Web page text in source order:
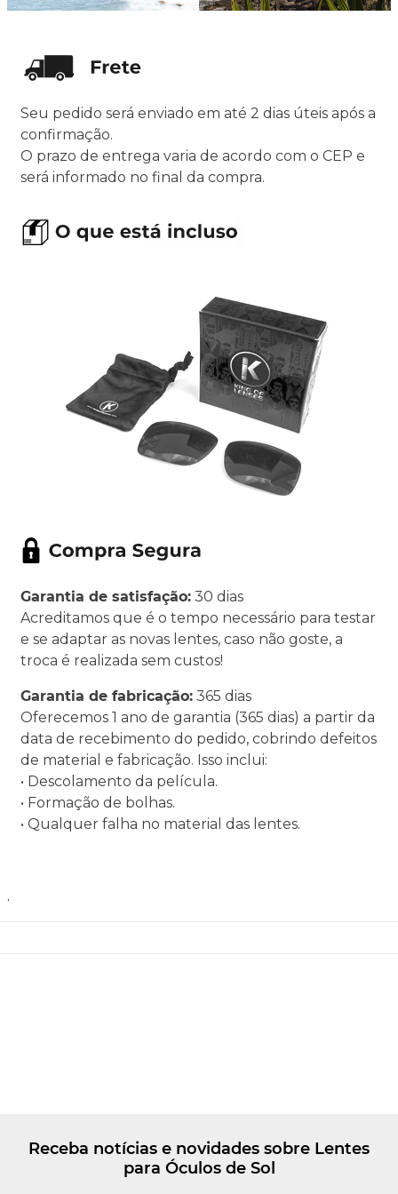
Seu pedido será enviado em até 2 dias úteis após a
confirmação.
O prazo de entrega varia de acordo com o CEP e
será informado no final da compra.
Garantia de satisfação: 30 dias
Acreditamos que é o tempo necessário para testar
e se adaptar as novas lentes, caso não goste, a
troca é realizada sem custos!
Garantia de fabricação: 365 dias
Oferecemos 1 ano de garantia (365 dias) a partir da
data de recebimento do pedido, cobrindo defeitos
de material e fabricação. Isso inclui:
• Descolamento da película.
• Formação de bolhas.
• Qualquer falha no material das lentes.
.
Receba notícias e novidades sobre Lentes
para Óculos de Sol